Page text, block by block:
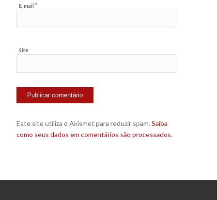
E-mail *
Site
Este site utiliza o Akismet para reduzir spam. Saiba
como seus dados em comentários são processados.